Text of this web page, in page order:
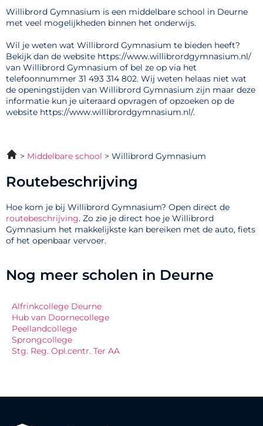
Willibrord Gymnasium is een middelbare school in Deurne
met veel mogelijkheden binnen het onderwijs.
Wil je weten wat Willibrord Gymnasium te bieden heeft?
Bekijk dan de website https://www.willibrordgymnasium.nl/
van Willibrord Gymnasium of bel ze op via het
telefoonnummer 31 493 314 802. Wij weten helaas niet wat
de openingstijden van Willibrord Gymnasium zijn maar deze
informatie kun je uiteraard opvragen of opzoeken op de
website https://www.willibrordgymnasium.nl/.
Middelbare school Willibrord Gymnasium
Routebeschrijving
Hoe kom je bij Willibrord Gymnasium? Open direct de
routebeschrijving. Zo zie je direct hoe je Willibrord
Gymnasium het makkelijkste kan bereiken met de auto, fiets
of het openbaar vervoer.
Nog meer scholen in Deurne
Alfrinkcollege Deurne
Hub van Doornecollege
Peellandcollege
Sprongcollege
Stg. Reg. Opl.centr. Ter AA